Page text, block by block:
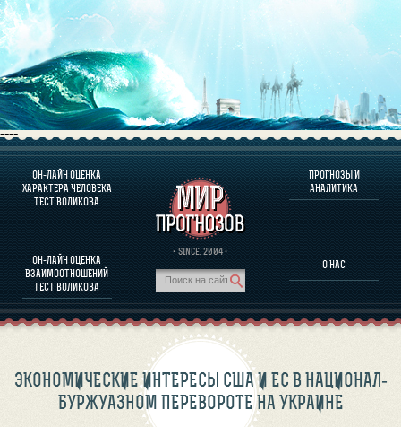
----
ОН-ЛАЙН ОЦЕНКА
ХАРАКТЕРА ЧЕЛОВЕКА
ТЕСТ ВОЛИКОВА
ОН-ЛАЙН ОЦЕНКА
ВЗАИМООТНОШЕНИЙ
ТЕСТ ВОЛИКОВА
· SINCE. 2004 ·
ПРОГНОЗЫ И
АНАЛИТИКА
О НАС
О ПРОГРАММЕ
ОЦЕНКА ХАРАКТЕРA ЧЕЛОВЕКА
ОЦЕНКА ХАРАКТЕРА ВЫДАЮЩИХСЯ ЛИЧНОСТЕЙ
О ПРОГРАММЕ
ПРОГНОЗЫ И АНАЛИТИКА
ЭКОНОМИЧЕСКИЕ ИНТЕРЕСЫ США И ЕС В НАЦИОНАЛ-
БУРЖУАЗНОМ ПЕРЕВОРОТЕ НА УКРАИНЕ